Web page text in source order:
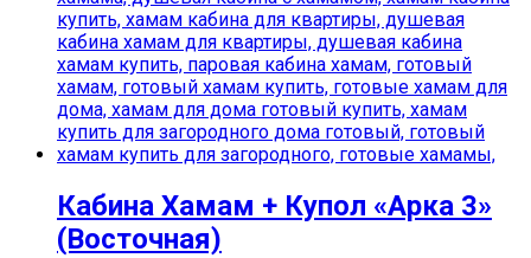
Кабина Хамам + Купол «Арка 3»
(Восточная)